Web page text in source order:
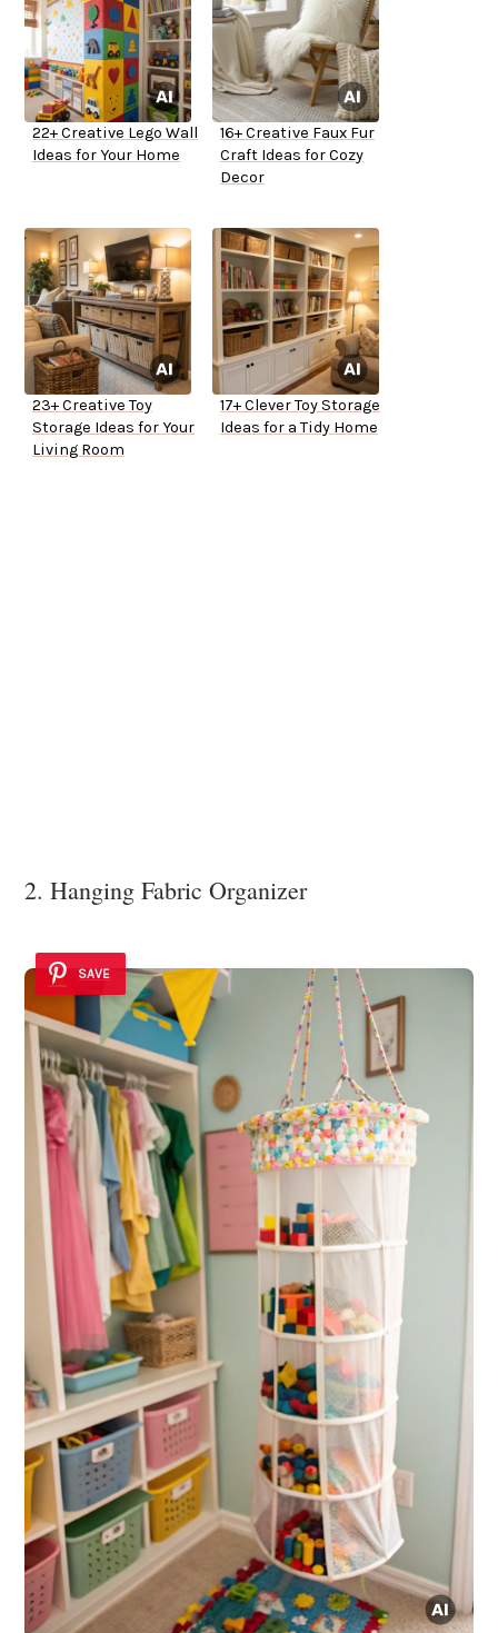
22+ Creative Lego Wall
Ideas for Your Home
16+ Creative Faux Fur
Craft Ideas for Cozy
Decor
23+ Creative Toy
Storage Ideas for Your
Living Room
17+ Clever Toy Storage
Ideas for a Tidy Home
2. Hanging Fabric Organizer
SAVE